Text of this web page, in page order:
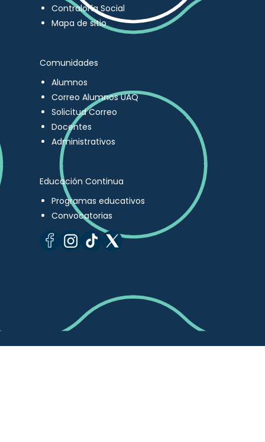
Contraloría Social
Mapa de sitio
Comunidades
Alumnos
Correo Alumnos UAQ
Solicitud Correo
Docentes
Administrativos
Educación Continua
Programas educativos
Convocatorias